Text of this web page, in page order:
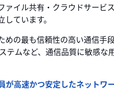
ァイル共有・クラウドサービ
ています。
の最も信頼性の高い通信手
テムなど、通信品質に敏感な
が高速かつ安定したネットワ